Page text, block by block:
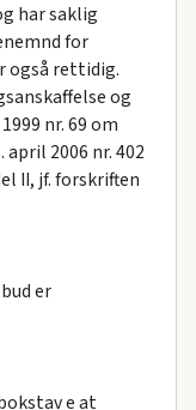
har saklig
for
også rettidig.
og
nr. 69 om
2006 nr. 402
II, jf. forskriften
er
e at